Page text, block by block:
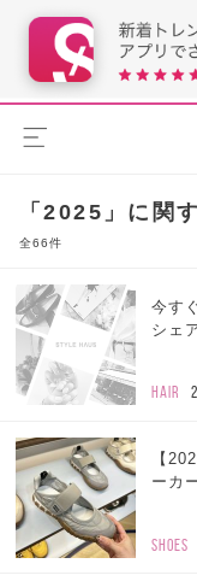
「2025」に関
全66件
今す
シェ
HAIR
【
ーカ
SHOES